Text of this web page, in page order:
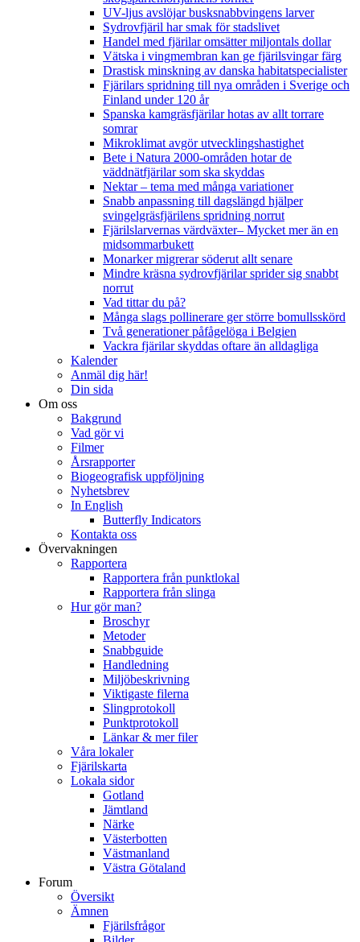
UV-ljus avslöjar busksnabbvingens larver
Sydrovfjäril har smak för stadslivet
Handel med fjärilar omsätter miljontals dollar
Vätska i vingmembran kan ge fjärilsvingar färg
Drastisk minskning av danska habitatspecialister
Fjärilars spridning till nya områden i Sverige och
Finland under 120 år
Spanska kamgräsfjärilar hotas av allt torrare
somrar
Mikroklimat avgör utvecklingshastighet
Bete i Natura 2000-områden hotar de
väddnätfjärilar som ska skyddas
Nektar – tema med många variationer
Snabb anpassning till dagslängd hjälper
svingelgräsfjärilens spridning norrut
Fjärilslarvernas värdväxter– Mycket mer än en
midsommarbukett
Monarker migrerar söderut allt senare
Mindre kräsna sydrovfjärilar sprider sig snabbt
norrut
Vad tittar du på?
Många slags pollinerare ger större bomullsskörd
Två generationer påfågelöga i Belgien
Vackra fjärilar skyddas oftare än alldagliga
Kalender
Anmäl dig här!
Din sida
Om oss
Bakgrund
Vad gör vi
Filmer
Årsrapporter
Biogeografisk uppföljning
Nyhetsbrev
In English
Butterfly Indicators
Kontakta oss
Övervakningen
Rapportera
Rapportera från punktlokal
Rapportera från slinga
Hur gör man?
Broschyr
Metoder
Snabbguide
Handledning
Miljöbeskrivning
Viktigaste filerna
Slingprotokoll
Punktprotokoll
Länkar & mer filer
Våra lokaler
Fjärilskarta
Lokala sidor
Gotland
Jämtland
Närke
Västerbotten
Västmanland
Västra Götaland
Forum
Översikt
Ämnen
Fjärilsfrågor